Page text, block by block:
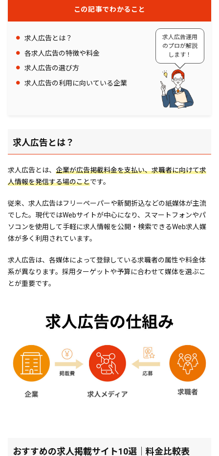
ターゲット層が広く設定できる企業
よくある質問
求人広告を掲載するデメリットは？
求人広告で成果を出すコツは？
まとめ｜求人広告に掲載して採用活動を成功さ
せよう
この記事でわかること
求人広告とは？
各求人広告の特徴や料金
求人広告の選び方
求人広告の利用に向いている企業
求人広告運用
のプロが解説
します！
求人広告とは？
求人広告とは、 企業が広告掲載料金を支払い、求職者に向けて求
人情報を発信する場のことです。
従来、求人広告はフリーペーパーや新聞折込などの紙媒体が主流
でした。現代ではWebサイトが中心になり、スマートフォンやパ
ソコンを使用して手軽に求人情報を公開・検索できるWeb求人媒
体が多く利用されています。
求人広告は、各媒体によって登録している求職者の属性や料金体
系が異なります。採用ターゲットや予算に合わせて媒体を選ぶこ
とが重要です。
おすすめの求人掲載サイト10選｜料金比較表